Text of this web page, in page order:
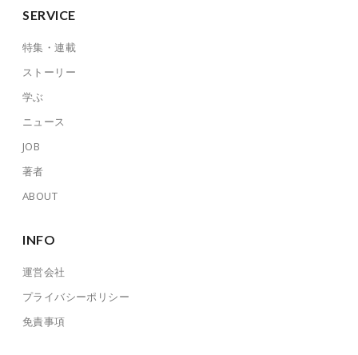
SERVICE
特集・連載
ストーリー
学ぶ
ニュース
JOB
著者
ABOUT
INFO
運営会社
プライバシーポリシー
免責事項